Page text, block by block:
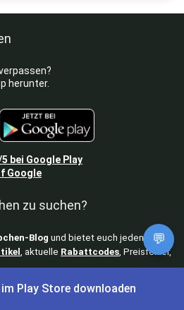
herunter.
bei Google Play
Google
zu suchen?
Blog und bietet euch jeden Tag
, aktuelle Rabattcodes , Preisfehler,
vergriffen sein. Irrtümer
💬
Play Store downloaden